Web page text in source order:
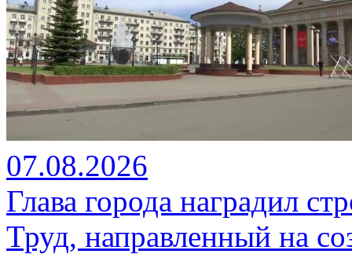
07.08.2026
Глава города наградил
Труд, направленный на